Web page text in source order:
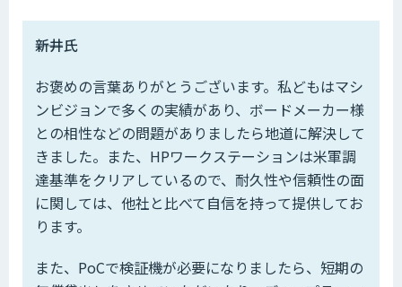
――新井氏
お褒めの言葉ありがとうございます。私どもはマシ
ンビジョンで多くの実績があり、ボードメーカー様
との相性などの問題がありましたら地道に解決して
きました。また、HPワークステーションは米軍調
達基準をクリアしているので、耐久性や信頼性の面
に関しては、他社と比べて自信を持って提供してお
ります。
また、PoCで検証機が必要になりましたら、短期の